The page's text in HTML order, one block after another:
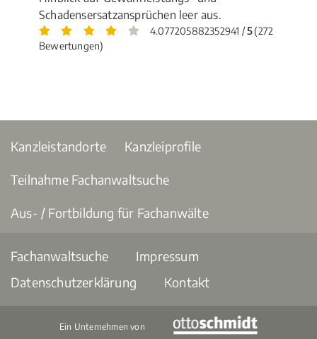
Schadensersatzansprüchen leer aus.
4.077205882352941 /5(272
Bewertungen)
Kanzleistandorte Kanzleiprofile
Teilnahme Fachanwaltsuche
Aus- / Fortbildung für Fachanwälte
Fachanwaltsuche
Impressum
Datenschutzerklärung
Kontakt
Ein Unternehmen von